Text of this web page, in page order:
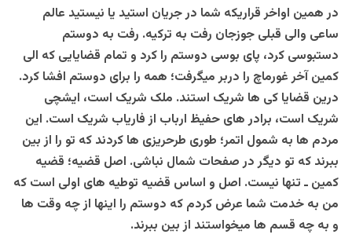
در همین اواخر قراریکه شما در جریان استید یا نیستید عالم
ساعی والی قبلی جوزجان رفت به ترکیه. رفت به دوستم
دستبوسی کرد، پای بوسی دوستم را کرد و تمام قضایایی که الی
کمین آخر غورماچ را دربر میگرفت؛ همه را برای دوستم افشا کرد.
درین قضایا کی ها شریک استند. ملک شریک است، ایشچی
شریک است، برادر های حفیظ ارباب از فاریاب شریک است. این
مردم ها به شمول اتمر؛ طوری طرحریزی ها کردند که تو را از بین
ببرند که تو دیگر در صفحات شمال نباشی. اصل قضیه؛ قضیه
کمین ـ تنها نیست. اصل و اساس قضیه توطیه های اولی است که
من به خدمت شما عرض کردم که دوستم را اینها از چه وقت ها
و به چه قسم ها میخواستند از بین ببرند.